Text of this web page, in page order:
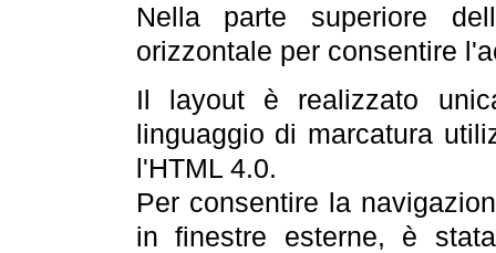
Nella parte superiore
orizzontale per consentire
Il layout è realizzato
linguaggio di marcatura
l'HTML 4.0.
Per consentire la
in finestre esterne, è